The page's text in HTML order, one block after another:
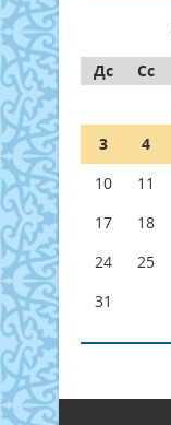
Дс
Сс
3
4
10
11
17
18
24
25
31